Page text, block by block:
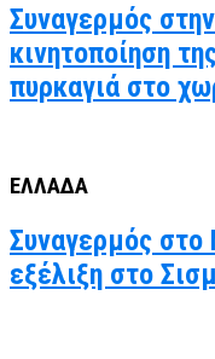
Συναγερμός
κινητοποίηση
πυρκαγιά στο
ΕΛΛΑΔΑ
Συναγερμός στο
εξέλιξη στο